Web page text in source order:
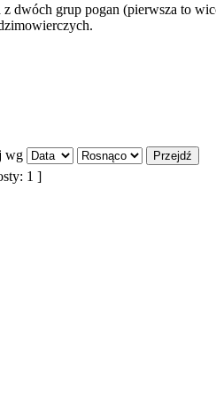
dwóch grup pogan (pierwsza to
wg
1 ]